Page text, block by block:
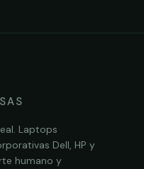
Laptops
Dell, HP y
humano y